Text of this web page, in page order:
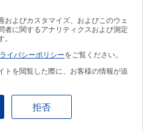
およびカスタマイズ、およびこのウェ
者に関するアナリティクスおよび測定
イバシーポリシーをご覧ください。
トを閲覧した際に、お客様の情報が追
拒否
（REGEXEXTRACT
ーンやルールの文字列だけ
関数が役立